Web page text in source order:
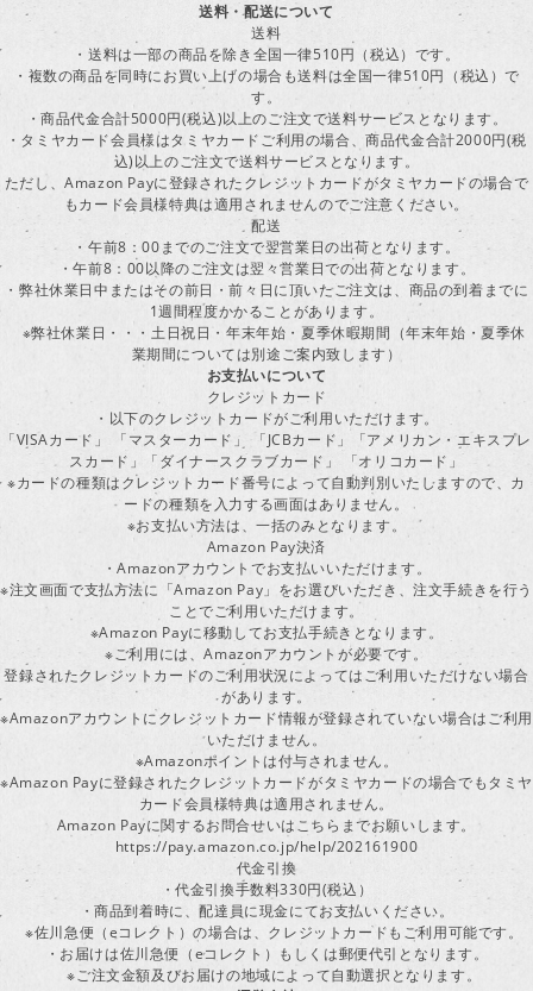
送料・配送について
送料
・送料は一部の商品を除き全国一律510円（税込）です。
・複数の商品を同時にお買い上げの場合も送料は全国一律510円（税込）で
す。
・商品代金合計5000円(税込)以上のご注文で送料サービスとなります。
・タミヤカード会員様はタミヤカードご利用の場合、商品代金合計2000円(税
込)以上のご注文で送料サービスとなります。
ただし、Amazon Payに登録されたクレジットカードがタミヤカードの場合で
もカード会員様特典は適用されませんのでご注意ください。
配送
・午前8：00までのご注文で翌営業日の出荷となります。
・午前8：00以降のご注文は翌々営業日での出荷となります。
・弊社休業日中またはその前日・前々日に頂いたご注文は、商品の到着までに
1週間程度かかることがあります。
※弊社休業日・・・土日祝日・年末年始・夏季休暇期間（年末年始・夏季休
業期間については別途ご案内致します）
お支払いについて
クレジットカード
・以下のクレジットカードがご利用いただけます。
「VISAカード」 「マスターカード」 「JCBカード」「アメリカン・エキスプレ
スカード」「ダイナースクラブカード」 「オリコカード」
※カードの種類はクレジットカード番号によって自動判別いたしますので、カ
ードの種類を入力する画面はありません。
※お支払い方法は、一括のみとなります。
Amazon Pay決済
・Amazonアカウントでお支払いいただけます。
※注文画面で支払方法に「Amazon Pay」をお選びいただき、注文手続きを行う
ことでご利用いただけます。
※Amazon Payに移動してお支払手続きとなります。
※ご利用には、Amazonアカウントが必要です。
登録されたクレジットカードのご利用状況によってはご利用いただけない場合
があります。
※Amazonアカウントにクレジットカード情報が登録されていない場合はご利用
いただけません。
※Amazonポイントは付与されません。
※Amazon Payに登録されたクレジットカードがタミヤカードの場合でもタミヤ
カード会員様特典は適用されません。
Amazon Payに関するお問合せいはこちらまでお願いします。
https://pay.amazon.co.jp/help/202161900
代金引換
・代金引換手数料330円(税込）
・商品到着時に、配達員に現金にてお支払いください。
※佐川急便（eコレクト）の場合は、クレジットカードもご利用可能です。
・お届けは佐川急便（eコレクト）もしくは郵便代引となります。
※ご注文金額及びお届けの地域によって自動選択となります。